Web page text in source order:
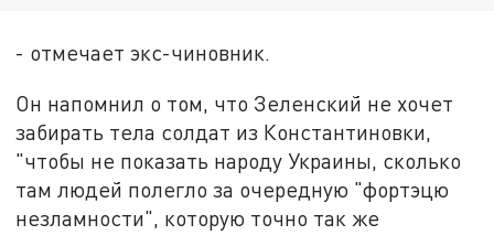
- отмечает экс-чиновник.
Он напомнил о том, что Зеленский не хочет
забирать тела солдат из Константиновки,
"чтобы не показать народу Украины, сколько
там людей полегло за очередную "фортэцю
незламности", которую точно так же